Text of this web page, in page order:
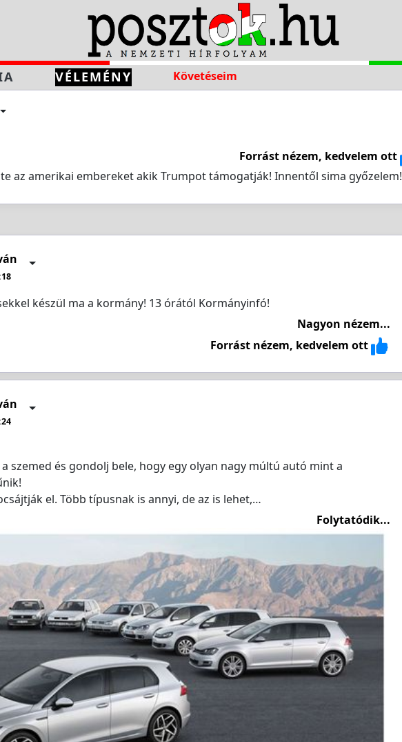
VÉLEMÉNY Követéseim
Forrást nézem, kedvelem ott
az amerikai embereket akik Trumpot támogatják! Innentől sima győzelem!
készül ma a kormány! 13 órától Kormányinfó!
Nagyon nézem...
Forrást nézem, kedvelem ott
szemed és gondolj bele, hogy egy olyan nagy múltú autó mint a
el. Több típusnak is annyi, de az is lehet,…
Folytatódik...